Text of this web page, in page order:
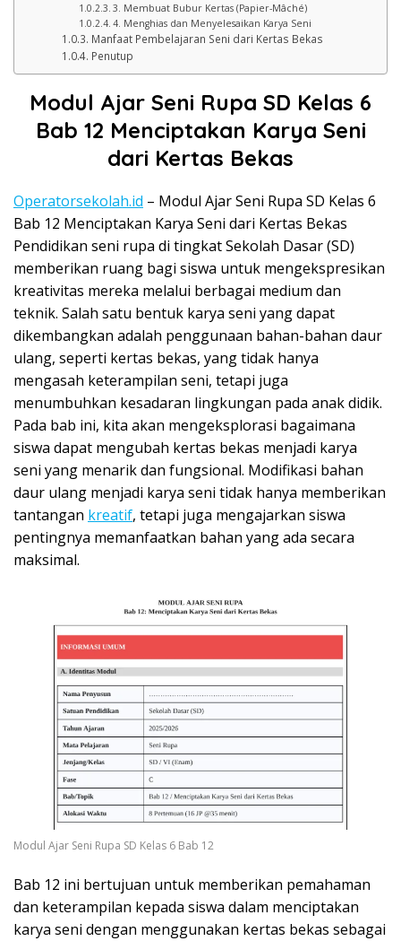
3. Membuat Bubur Kertas (Papier-Mâché)
4. Menghias dan Menyelesaikan Karya Seni
Manfaat Pembelajaran Seni dari Kertas Bekas
Penutup
Modul Ajar Seni Rupa SD Kelas 6
Bab 12 Menciptakan Karya Seni
dari Kertas Bekas
Operatorsekolah.id – Modul Ajar Seni Rupa SD Kelas 6
Bab 12 Menciptakan Karya Seni dari Kertas Bekas
Pendidikan seni rupa di tingkat Sekolah Dasar (SD)
memberikan ruang bagi siswa untuk mengekspresikan
kreativitas mereka melalui berbagai medium dan
teknik. Salah satu bentuk karya seni yang dapat
dikembangkan adalah penggunaan bahan-bahan daur
ulang, seperti kertas bekas, yang tidak hanya
mengasah keterampilan seni, tetapi juga
menumbuhkan kesadaran lingkungan pada anak didik.
Pada bab ini, kita akan mengeksplorasi bagaimana
siswa dapat mengubah kertas bekas menjadi karya
seni yang menarik dan fungsional. Modifikasi bahan
daur ulang menjadi karya seni tidak hanya memberikan
tantangan kreatif, tetapi juga mengajarkan siswa
pentingnya memanfaatkan bahan yang ada secara
maksimal.
Modul Ajar Seni Rupa SD Kelas 6 Bab 12
Bab 12 ini bertujuan untuk memberikan pemahaman
dan keterampilan kepada siswa dalam menciptakan
karya seni dengan menggunakan kertas bekas sebagai